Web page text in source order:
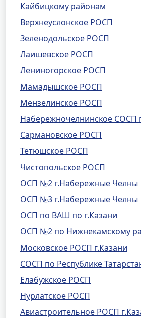
Кайбицкому районам
Верхнеуслонское РОСП
Зеленодольское РОСП
Лаишевское РОСП
Лениногорское РОСП
Мамадышское РОСП
Мензелинское РОСП
Набережночелнинское
Сармановское РОСП
Тетюшское РОСП
Чистопольское РОСП
ОСП №2 г.Набережные Челны
ОСП №3 г.Набережные Челны
ОСП по ВАШ по г.Казани
ОСП №2 по Нижнекамскому
Московское РОСП г.Казани
СОСП по Республике
Елабужское РОСП
Нурлатское РОСП
Авиастроительное РОСП